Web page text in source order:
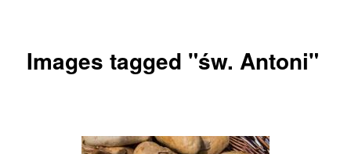
Images tagged "św. Antoni"